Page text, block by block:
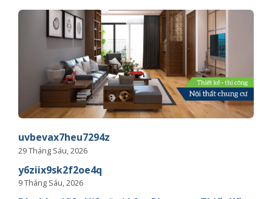
uvbevax7heu7294z
29 Tháng Sáu, 2026
y6ziix9sk2f2oe4q
9 Tháng Sáu, 2026